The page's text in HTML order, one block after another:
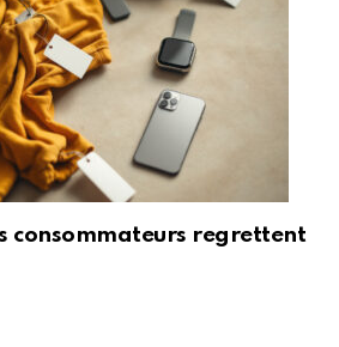
consommateurs regrettent